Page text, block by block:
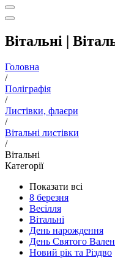
Вітальні |
Головна
/
Поліграфія
/
Листівки, флаєри
/
Вітальні листівки
/
Вітальні
Категорії
Показати всі
8 березня
Весілля
Вітальні
День нарождення
День Святого
Новий рік та Різдво